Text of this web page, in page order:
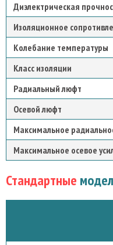
Диэлектрическая
Изоляционное
Колебание температуры
Класс изоляции
Радиальный люфт
Осевой люфт
Максимальное
Максимальное осевое
Стандартные